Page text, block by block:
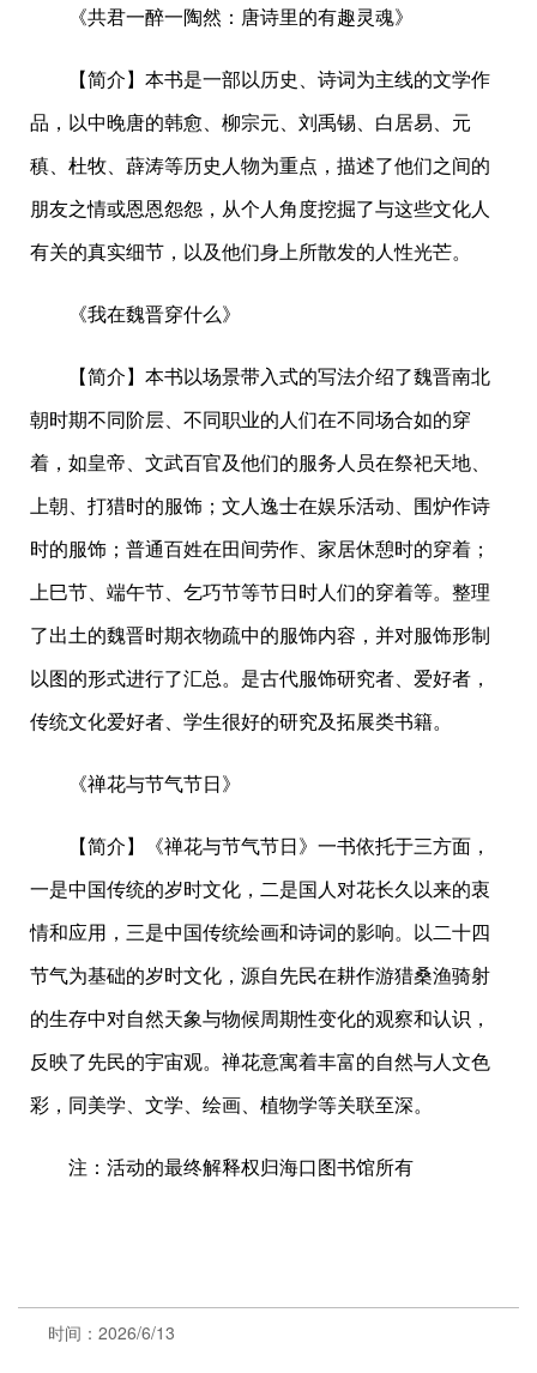
《共君一醉一陶然：唐诗里的有趣灵魂》
【简介】本书是一部以历史、诗词为主线的文学作
品，以中晚唐的韩愈、柳宗元、刘禹锡、白居易、元
稹、杜牧、薜涛等历史人物为重点，描述了他们之间的
朋友之情或恩恩怨怨，从个人角度挖掘了与这些文化人
有关的真实细节，以及他们身上所散发的人性光芒。
《我在魏晋穿什么》
【简介】本书以场景带入式的写法介绍了魏晋南北
朝时期不同阶层、不同职业的人们在不同场合如的穿
着，如皇帝、文武百官及他们的服务人员在祭祀天地、
上朝、打猎时的服饰；文人逸士在娱乐活动、围炉作诗
时的服饰；普通百姓在田间劳作、家居休憩时的穿着；
上巳节、端午节、乞巧节等节日时人们的穿着等。整理
了出土的魏晋时期衣物疏中的服饰内容，并对服饰形制
以图的形式进行了汇总。是古代服饰研究者、爱好者，
传统文化爱好者、学生很好的研究及拓展类书籍。
《禅花与节气节日》
【简介】《禅花与节气节日》一书依托于三方面，
一是中国传统的岁时文化，二是国人对花长久以来的衷
情和应用，三是中国传统绘画和诗词的影响。以二十四
节气为基础的岁时文化，源自先民在耕作游猎桑渔骑射
的生存中对自然天象与物候周期性变化的观察和认识，
反映了先民的宇宙观。禅花意寓着丰富的自然与人文色
彩，同美学、文学、绘画、植物学等关联至深。
注：活动的最终解释权归海口图书馆所有
时间：2026/6/13